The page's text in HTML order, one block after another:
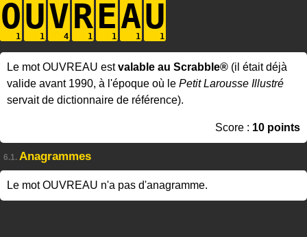
OUVREAU
Le mot OUVREAU estvalable au Scrabble® (il était déjà
valide avant 1990, à l'époque où le Petit Larousse Illustré
servait de dictionnaire de référence).
Score : 10 points
6.1. Anagrammes
Le mot OUVREAU n'a pas d'anagramme.